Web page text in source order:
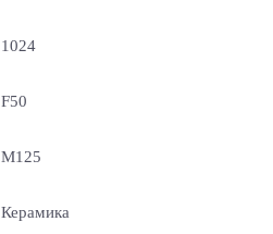
1024
F50
М125
Керамика